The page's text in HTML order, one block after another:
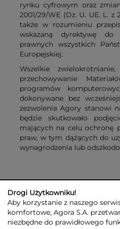
rynku cyfrowym oraz
2001/29/WE (Dz. U. UE. L. z
także w rozumieniu
wskazaną dyrektywę do
prawnych wszystkich
Europejskiej.
Wszelkie
przechowywanie
programów
dokonywane bez
zezwolenia Agory stanowi
będzie skutkowało
mających na celu ochronę
praw, w tym dążących do
wynagrodzenia lub
Drogi Użytkowniku!
Aby korzystanie z naszego
komfortowe, Agora S.A.
niezbędne do prawidłowego